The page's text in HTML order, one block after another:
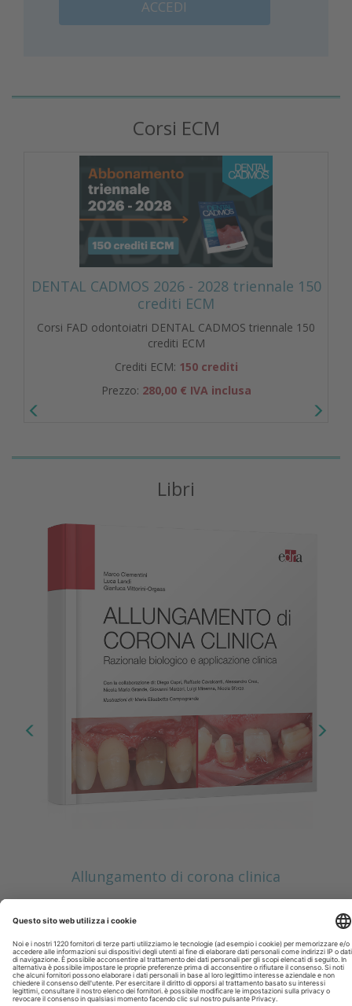
ACCEDI
Corsi ECM
DENTAL CADMOS 2026 - 2028 triennale 150
crediti ECM
Corsi FAD odontoiatri DENTAL CADMOS triennale 150
crediti ECM
Crediti ECM: 150 crediti
Prezzo: 280,00 € IVA inclusa
Libri
Allungamento di corona clinica
Scopri il nuovo numero